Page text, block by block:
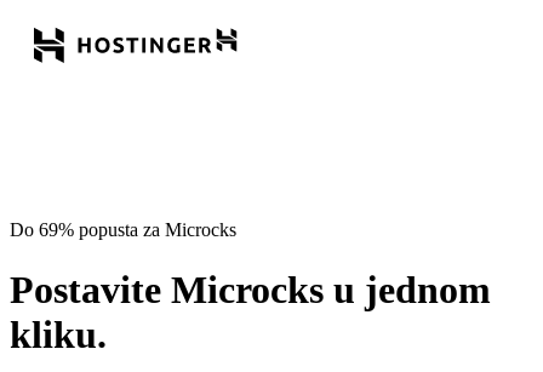
Do 69% popusta za Microcks
Postavite Microcks u jednom
kliku.